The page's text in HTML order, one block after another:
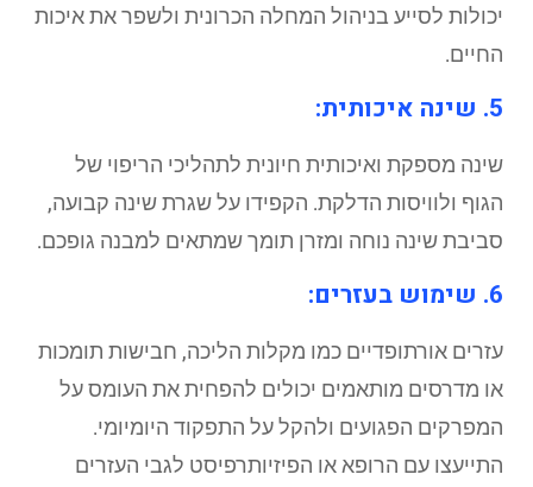
יכולות לסייע בניהול המחלה הכרונית ולשפר את איכות
החיים.
5. שינה איכותית:
שינה מספקת ואיכותית חיונית לתהליכי הריפוי של
הגוף ולוויסות הדלקת. הקפידו על שגרת שינה קבועה,
סביבת שינה נוחה ומזרן תומך שמתאים למבנה גופכם.
6. שימוש בעזרים:
עזרים אורתופדיים כמו מקלות הליכה, חבישות תומכות
או מדרסים מותאמים יכולים להפחית את העומס על
המפרקים הפגועים ולהקל על התפקוד היומיומי.
התייעצו עם הרופא או הפיזיותרפיסט לגבי העזרים